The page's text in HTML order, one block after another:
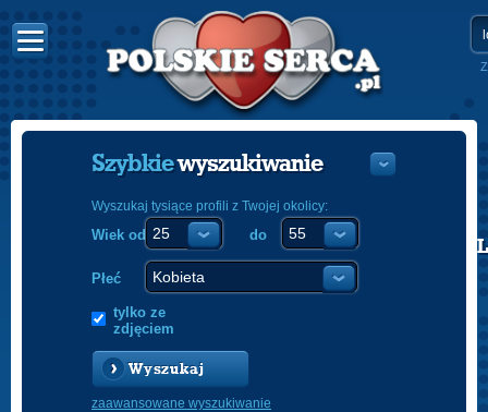
POLISH
Szybkiewyszukiwanie
Wyszukaj tysiące profili z Twojej okolicy:
Wiek od do
Płeć
tylko ze
zdjęciem
Wyszukaj
zaawansowane wyszukiwanie